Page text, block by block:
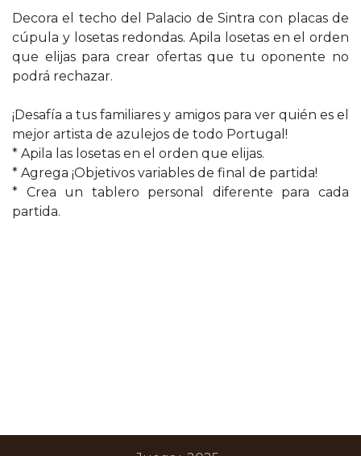
Decora el techo del Palacio de Sintra con placas de
cúpula y losetas redondas. Apila losetas en el orden
que elijas para crear ofertas que tu oponente no
podrá rechazar.
¡Desafía a tus familiares y amigos para ver quién es el
mejor artista de azulejos de todo Portugal!
* Apila las losetas en el orden que elijas.
* Agrega ¡Objetivos variables de final de partida!
* Crea un tablero personal diferente para cada
partida.